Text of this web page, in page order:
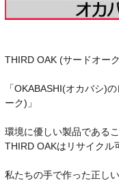
THIRD OAK (サードオー
「OKABASHI(オカバシ)
ーク)」
環境に優しい製品であるこ
THIRD OAKはリサイクル
私たちの手で作った正し